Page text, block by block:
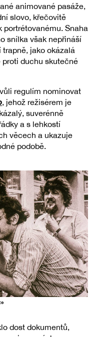
animované pasáže,
slovo, křečovitě
portrétovanému. Snaha
snílka však nepřináší
jako okázalá
proti duchu skutečné
regulím nominovat
, jehož režisérem je
suverénně
a s lehkostí
věcech a ukazuje
podobě.
dost dokumentů,